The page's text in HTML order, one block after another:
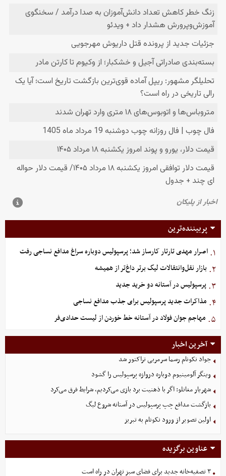
پربیننده‌ترین
۱. اصرار مهدی تارتار کارساز شد؛ پرسپولیس دوباره سراغ مدافع نساجی رفت
۲. بازار نقل‌وانتقالات لیگ برتر داغ‌تر از همیشه
۳. پرسپولیس در آستانه دو خرید جدید
۴. مذاکرات جدید پرسپولیس برای جذب مدافع نساجی
۵. مهاجم جوان فولاد در آستانه خط خوردن از لیست حدادی‌فر
آخرین اخبار
جواد نکونام رسما سرمربی تراکتور شد
وینگر آلومینیوم دوباره دروازه پرسپولیس را گشود
شهریار مغانلو: اگر با ذهنیت برد بازی می‌کردیم، شرایط فرق می‌کرد
بازگشت مدافع چپ پرسپولیس در آستانه شروع لیگ
اولین تصویر از ورود نکونام به تبریز
عناوین برگزیده
۳ تصفیه‌خانه جدید برای فضای سبز تهران در راه است